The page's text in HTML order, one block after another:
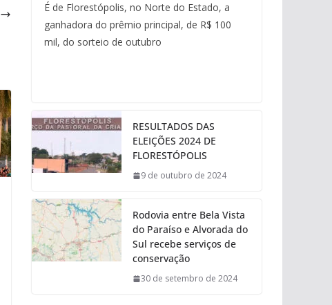
É de Florestópolis, no Norte do Estado, a
ganhadora do prêmio principal, de R$ 100
mil, do sorteio de outubro
RESULTADOS DAS
ELEIÇÕES 2024 DE
FLORESTÓPOLIS
9 de outubro de 2024
Rodovia entre Bela Vista
do Paraíso e Alvorada do
Sul recebe serviços de
conservação
30 de setembro de 2024